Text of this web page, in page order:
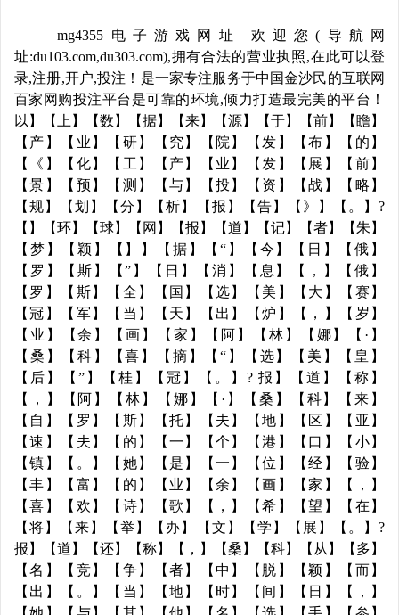
mg4355电子游戏网址 欢迎您(导航网
址:du103.com,du303.com),拥有合法的营业执照,在此可以登
录,注册,开户,投注！是一家专注服务于中国金沙民的互联网
百家网购投注平台是可靠的环境,倾力打造最完美的平台！
以】【上】【数】【据】【来】【源】【于】【前】【瞻】
【产】【业】【研】【究】【院】【发】【布】【的】
【《】【化】【工】【产】【业】【发】【展】【前】
【景】【预】【测】【与】【投】【资】【战】【略】
【规】【划】【分】【析】【报】【告】【》】【。】?
【】【环】【球】【网】【报】【道】【记】【者】【朱】
【梦】【颖】【】】【据】【“】【今】【日】【俄】
【罗】【斯】【”】【日】【消】【息】【，】【俄】
【罗】【斯】【全】【国】【选】【美】【大】【赛】
【冠】【军】【当】【天】【出】【炉】【，】【岁】
【业】【余】【画】【家】【阿】【林】【娜】【·】
【桑】【科】【喜】【摘】【“】【选】【美】【皇】
【后】【”】【桂】【冠】【。】? 报】【道】【称】
【，】【阿】【林】【娜】【·】【桑】【科】【来】
【自】【罗】【斯】【托】【夫】【地】【区】【亚】
【速】【夫】【的】【一】【个】【港】【口】【小】
【镇】【。】【她】【是】【一】【位】【经】【验】
【丰】【富】【的】【业】【余】【画】【家】【，】
【喜】【欢】【诗】【歌】【，】【希】【望】【在】
【将】【来】【举】【办】【文】【学】【展】【。】?
报】【道】【还】【称】【，】【桑】【科】【从】【多】
【名】【竞】【争】【者】【中】【脱】【颖】【而】
【出】【。】【当】【地】【时】【间】【日】【，】